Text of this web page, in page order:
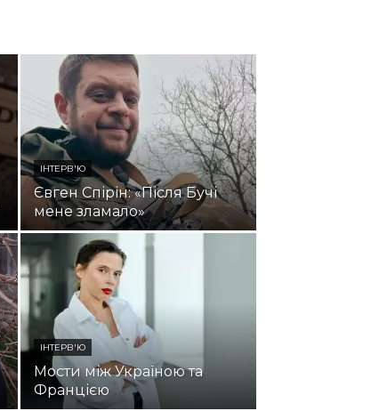
ІНТЕРВ'Ю
Євген Спірін: «Після Бучі
мене зламало»
ІНТЕРВ'Ю
Мости між Україною та
Францією